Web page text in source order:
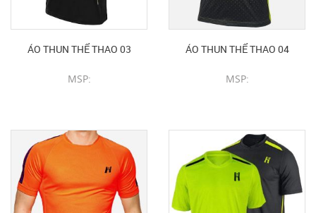
ÁO THUN THỂ THAO 03
MSP:
ÁO THUN THỂ THAO 04
MSP: